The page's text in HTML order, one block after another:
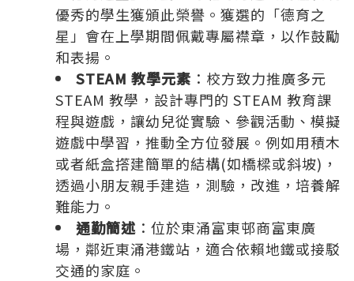
優秀的學生獲頒此榮譽。獲選的「德育之
星」會在上學期間佩戴專屬襟章，以作鼓勵
和表揚。
STEAM 教學元素 ：校方致力推廣多元
STEAM 教學，設計專門的 STEAM 教育課
程與遊戲，讓幼兒從實驗、參觀活動、模擬
遊戲中學習，推動全方位發展。例如用積木
或者紙盒撘建簡單的結構(如橋樑或斜坡)，
透過小朋友親手建造，測驗，改進，培養解
難能力。
通勤簡述 ：位於東涌富東邨商富東廣
場，鄰近東涌港鐵站，適合依賴地鐵或接駁
交通的家庭。